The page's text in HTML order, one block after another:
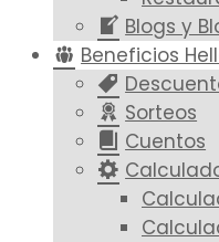
Blogs y
Beneficios
Sorteos
Cuentos